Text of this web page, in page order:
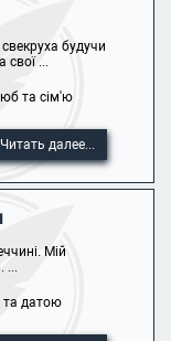
будучи
свої ...
та сім'ю
Читать далее...
Мій
...
та датою